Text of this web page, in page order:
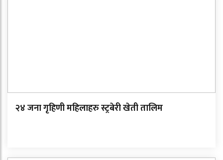
२४ जना गृहिणी महिलाहरु स्ट्रबेरी खेती तालिम